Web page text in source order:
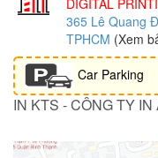
DIGITAL
365 Lê Quang
TPHCM (Xem
Car Parking
IN KTS - CÔNG TY